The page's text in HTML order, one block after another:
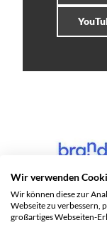
Wir verwenden
Wir können diese zur
Webseite zu verbessern,
großartiges Webseiten-